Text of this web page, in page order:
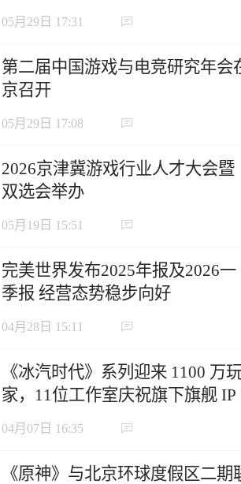
励活动限时登场
05月29日 17:31
第二届中国游戏与电竞研究年会
京召开
05月29日 17:08
2026京津冀游戏行业人才大会暨
双选会举办
05月19日 15:51
完美世界发布2025年报及2026一
季报 经营态势稳步向好
04月28日 15:11
《冰汽时代》系列迎来 1100 万
家，11位工作室庆祝旗下旗舰 IP
里程碑
04月07日 16:35
《原神》与北京环球度假区二期